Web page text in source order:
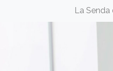
La Senda